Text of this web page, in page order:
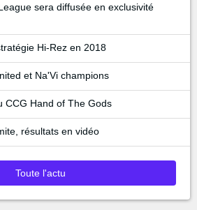
sera diffusée en exclusivité
Hi-Rez en 2018
et Na'Vi champions
CCG Hand of The Gods
résultats en vidéo
Toute l'actu